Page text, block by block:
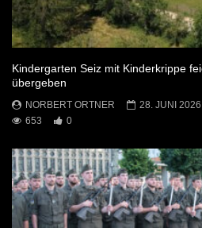
Kindergarten Seiz mit Kinderkrippe
übergeben
NORBERT ORTNER
28. JUNI 2026
653
0